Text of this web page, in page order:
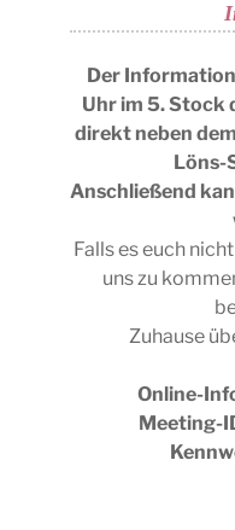
Der
Uhr im 5. Stock
direkt neben
Löns-
Anschließend
Falls es euch
uns zu
Zuhause
Online-
Meeting-